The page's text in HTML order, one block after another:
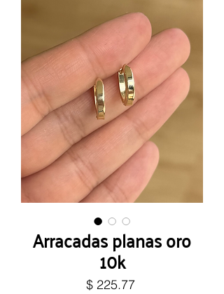
Arracadas planas oro
10k
$ 225.77Precio